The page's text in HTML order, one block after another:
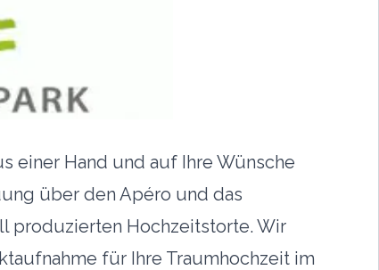
einer Hand und auf Ihre Wünsche
über den Apéro und das
produzierten Hochzeitstorte. Wir
für Ihre Traumhochzeit im